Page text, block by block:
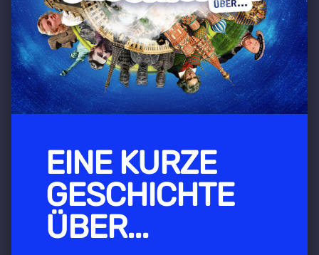
EINE KURZE
GESCHICHTE
ÜBER...